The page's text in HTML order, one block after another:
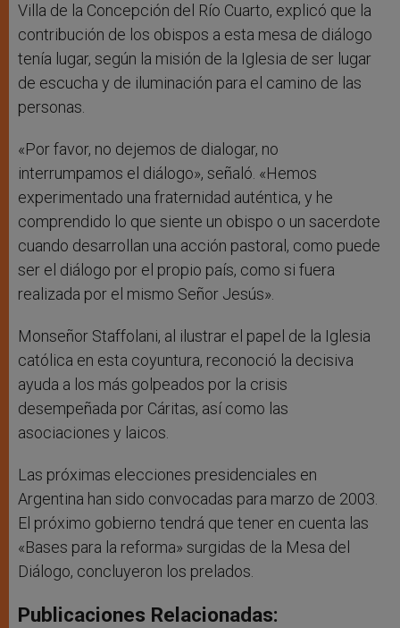
Villa de la Concepción del Río Cuarto, explicó que la
contribución de los obispos a esta mesa de diálogo
tenía lugar, según la misión de la Iglesia de ser lugar
de escucha y de iluminación para el camino de las
personas.
«Por favor, no dejemos de dialogar, no
interrumpamos el diálogo», señaló. «Hemos
experimentado una fraternidad auténtica, y he
comprendido lo que siente un obispo o un sacerdote
cuando desarrollan una acción pastoral, como puede
ser el diálogo por el propio país, como si fuera
realizada por el mismo Señor Jesús».
Monseñor Staffolani, al ilustrar el papel de la Iglesia
católica en esta coyuntura, reconoció la decisiva
ayuda a los más golpeados por la crisis
desempeñada por Cáritas, así como las
asociaciones y laicos.
Las próximas elecciones presidenciales en
Argentina han sido convocadas para marzo de 2003.
El próximo gobierno tendrá que tener en cuenta las
«Bases para la reforma» surgidas de la Mesa del
Diálogo, concluyeron los prelados.
Publicaciones Relacionadas: